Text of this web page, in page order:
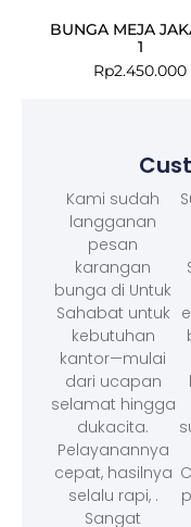
BUNGA MEJA
1
Rp2.450.000
Kami sudah
langganan
pesan
karangan
bunga di Untuk
Sahabat untuk
kebutuhan
kantor—mulai
dari ucapan
selamat hingga
dukacita.
Pelayanannya
cepat, hasilnya
selalu rapi, .
Sangat